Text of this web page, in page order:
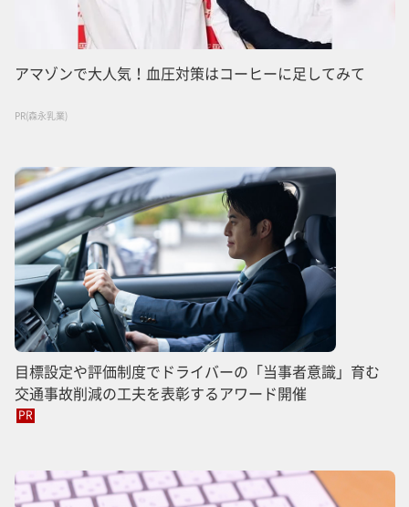
アマゾンで大人気！血圧対策はコーヒーに足してみて
PR(森永乳業)
目標設定や評価制度でドライバーの「当事者意識」育む
交通事故削減の工夫を表彰するアワード開催
PR